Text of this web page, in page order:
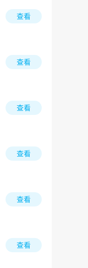
查看
查看
查看
查看
查看
查看